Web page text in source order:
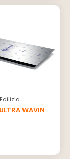
Edilizia
WAVIN